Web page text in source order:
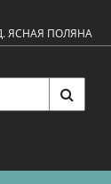
ЯСНАЯ ПОЛЯНА